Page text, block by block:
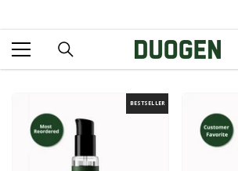
BESTSELLER